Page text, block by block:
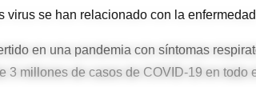
virus se han relacionado con la
en una pandemia con síntomas
3 millones de casos de COVID-19 en todo